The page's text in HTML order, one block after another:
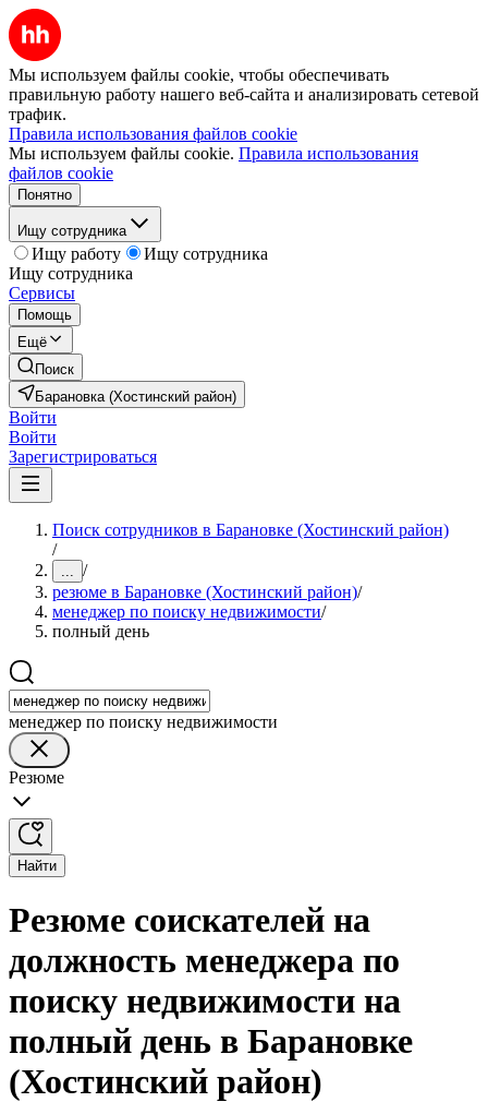
Мы используем файлы cookie, чтобы обеспечивать
правильную работу нашего веб-сайта и анализировать сетевой
трафик.
Правила использования файлов cookie
Мы используем файлы cookie. Правила использования
файлов cookie
Понятно
Ищу сотрудника
Ищу работу
Ищу сотрудника
Ищу сотрудника
Сервисы
Помощь
Ещё
Поиск
Барановка (Хостинский район)
Войти
Войти
Зарегистрироваться
Поиск сотрудников в Барановке (Хостинский район)
/
... /
резюме в Барановке (Хостинский район)/
менеджер по поиску недвижимости/
полный день
менеджер по поиску недвижимости
Резюме
Найти
Резюме соискателей на
должность менеджера по
поиску недвижимости на
полный день в Барановке
(Хостинский район)